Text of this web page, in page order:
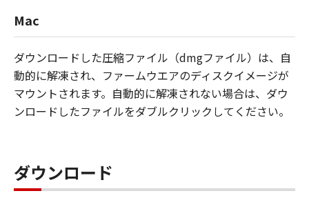
Mac
ダウンロードした圧縮ファイル（dmgファイル）は、自
動的に解凍され、ファームウエアのディスクイメージが
マウントされます。自動的に解凍されない場合は、ダウ
ンロードしたファイルをダブルクリックしてください。
ダウンロード